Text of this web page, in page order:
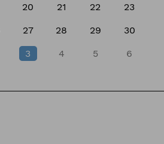
20 21 22 23
27 28 29 30
3 4 5 6